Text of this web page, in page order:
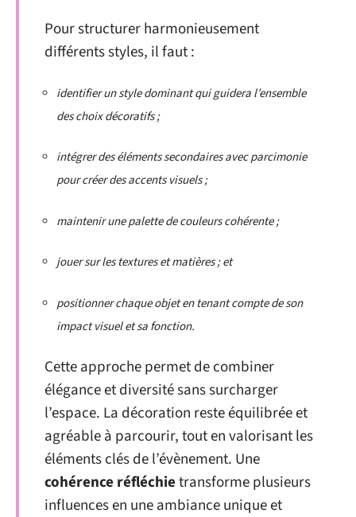
Pour structurer harmonieusement
différents styles, il faut :
identifier un style dominant qui guidera l’ensemble
des choix décoratifs ;
intégrer des éléments secondaires avec parcimonie
pour créer des accents visuels ;
maintenir une palette de couleurs cohérente ;
jouer sur les textures et matières ; et
positionner chaque objet en tenant compte de son
impact visuel et sa fonction.
Cette approche permet de combiner
élégance et diversité sans surcharger
l’espace. La décoration reste équilibrée et
agréable à parcourir, tout en valorisant les
éléments clés de l’évènement. Une
cohérence réfléchietransforme plusieurs
influences en une ambiance unique et